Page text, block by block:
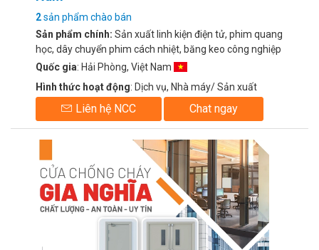
2sản phẩm chào bán
Sản phẩm chính: Sản xuất linh kiện điện tử, phim quang
học, dây chuyển phim cách nhiệt, băng keo công nghiệp
Quốc gia: Hải Phòng, Việt Nam
Hình thức hoạt động: Dịch vụ, Nhà máy/ Sản xuất
Liên hệ NCC Chat ngay